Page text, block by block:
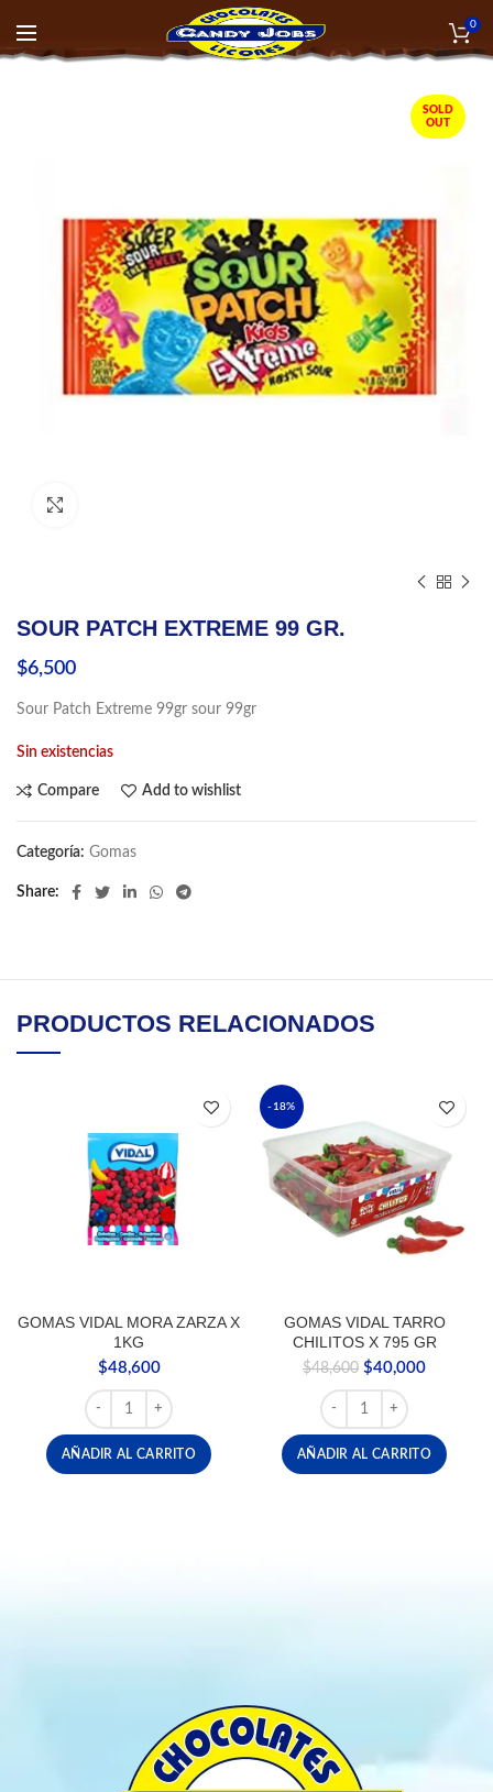
0
SOLD
OUT
SOUR PATCH EXTREME 99 GR.
$6,500
Sour Patch Extreme 99gr sour 99gr
Sin existencias
Compare Add to wishlist
Categoría: Gomas
Share
PRODUCTOS RELACIONADOS
GOMAS VIDAL MORA ZARZA X
1KG
$48,600
GOMAS VIDAL MORA ZARZA X 1KG cantidad
AÑADIR AL CARRITO
-18%
GOMAS VIDAL TARRO
CHILITOS X 795 GR
$48,600 El
precio
original
era:
$48,600.
$40,000El
$40,000.
GOMAS VIDAL TARRO
AÑADIR AL CARRITO